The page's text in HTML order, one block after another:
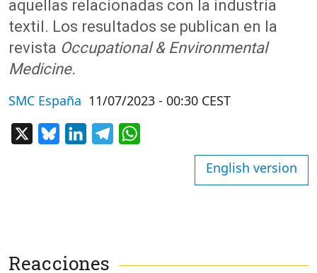
aquellas relacionadas con la industria
textil. Los resultados se publican en la
revista Occupational & Environmental
Medicine.
SMC España 11/07/2023 - 00:30 CEST
BlueskyLinkedInTelegram
English version
Reacciones